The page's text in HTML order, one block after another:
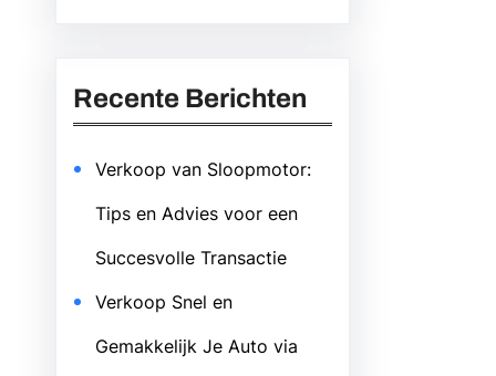
Recente Berichten
Verkoop van Sloopmotor:
Tips en Advies voor een
Succesvolle Transactie
Verkoop Snel en
Gemakkelijk Je Auto via